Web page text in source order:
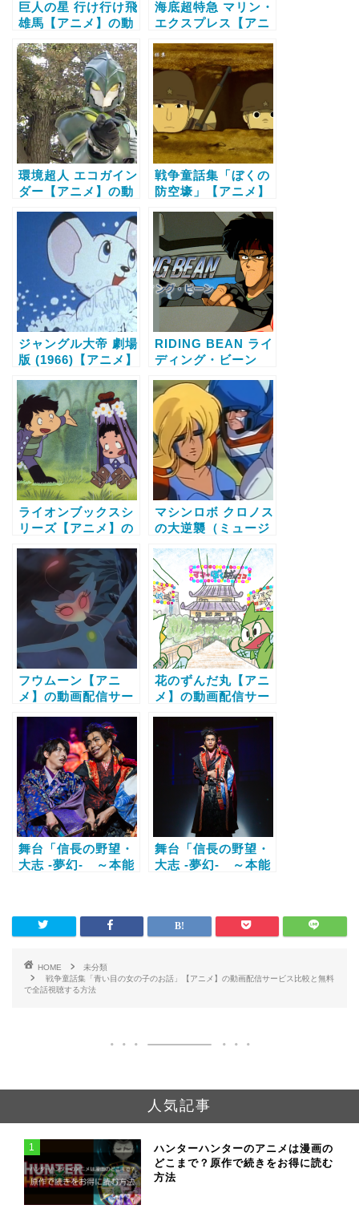
巨人の星 行け行け飛
雄馬【アニメ】の動
と無料で全話視聴す
る方法
海底超特急 マリン・
エクスプレス【アニ
ビス比較と無料で全
話視聴する方法
環境超人 エコガイン
ダー【アニメ】の動
と無料で全話視聴す
る方法
戦争童話集「ぼくの
防空壕」【アニメ】
比較と無料で全話視
聴する方法
ジャングル大帝 劇場
版 (1966)【アニメ】
比較と無料で全話視
聴する方法
RIDING BEAN ライ
ディング・ビーン
信サービス比較と無
料で全話視聴する方
法
ライオンブックスシ
リーズ【アニメ】の
較と無料で全話視聴
する方法
マシンロボ クロノス
の大逆襲（ミュージ
の記憶）【アニメ】
の動画配信サービス
比較と無料で全話視
聴する方法
フウムーン【アニ
メ】の動画配信サー
話視聴する方法
花のずんだ丸【アニ
メ】の動画配信サー
話視聴する方法
舞台「信長の野望・
大志 -夢幻- ～本能
無料で全話視聴する
舞台「信長の野望・
大志 -夢幻- ～本能
無料で全話視聴する
HOME
未分類
戦争童話集「青い目の女の子のお話」【アニメ】の動画配信サービス比較と無料
で全話視聴する方法
人気記事
1
ハンターハンターのアニメは漫画の
どこまで？原作で続きをお得に読む
方法